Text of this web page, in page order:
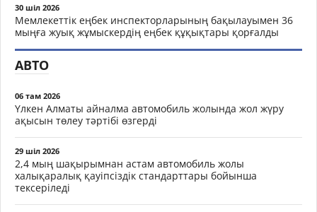
30 шіл 2026
Мемлекеттік еңбек инспекторларының бақылауымен 36
мыңға жуық жұмыскердің еңбек құқықтары қорғалды
АВТО
06 там 2026
Үлкен Алматы айналма автомобиль жолында жол жүру
ақысын төлеу тәртібі өзгерді
29 шіл 2026
2,4 мың шақырымнан астам автомобиль жолы
халықаралық қауіпсіздік стандарттары бойынша
тексеріледі